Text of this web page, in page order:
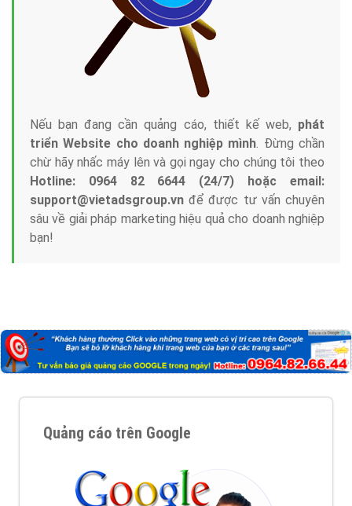
Nếu bạn đang cần quảng cáo, thiết kế web, phát
triển Website cho doanh nghiệp mình. Đừng chần
chừ hãy nhấc máy lên và gọi ngay cho chúng tôi theo
Hotline: 0964 82 6644 (24/7) hoặc email:
support@vietadsgroup.vn để được tư vấn chuyên
sâu về giải pháp marketing hiệu quả cho doanh nghiệp
bạn!
Quảng cáo trên Google